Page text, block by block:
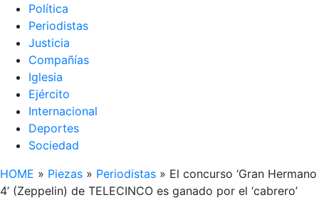
Política
Periodistas
Justicia
Compañías
Iglesia
Ejército
Internacional
Deportes
Sociedad
HOME » Piezas » Periodistas » El concurso ‘Gran Hermano
4’ (Zeppelin) de TELECINCO es ganado por el ‘cabrero’